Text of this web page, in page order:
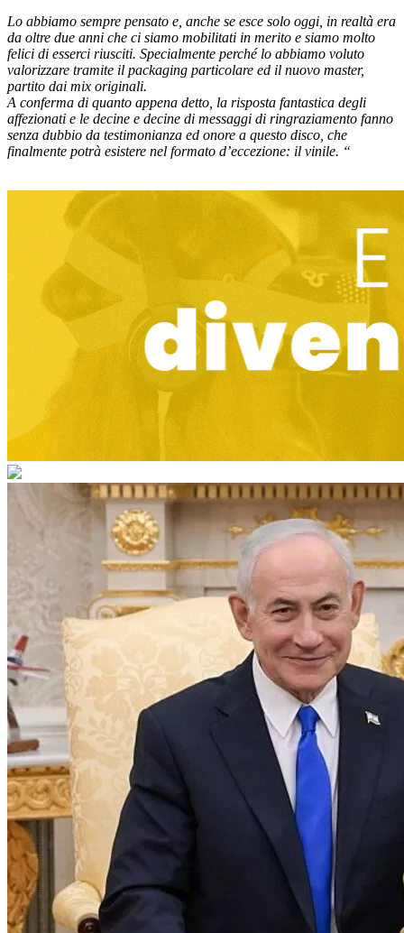
Lo abbiamo sempre pensato e, anche se esce solo oggi, in realtà era
da oltre due anni che ci siamo mobilitati in merito e siamo molto
felici di esserci riusciti. Specialmente perché lo abbiamo voluto
valorizzare tramite il packaging particolare ed il nuovo master,
partito dai mix originali.
A conferma di quanto appena detto, la risposta fantastica degli
affezionati e le decine e decine di messaggi di ringraziamento fanno
senza dubbio da testimonianza ed onore a questo disco, che
finalmente potrà esistere nel formato d’eccezione: il vinile. “